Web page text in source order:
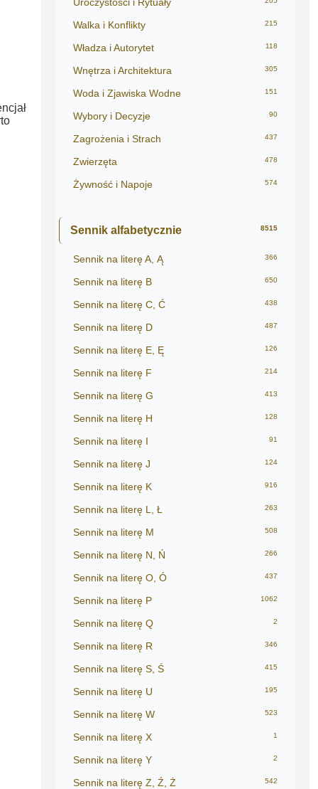
Walka i Konflikty 215
Władza i Autorytet 118
Wnętrza i Architektura 305
Woda i Zjawiska Wodne 151
Wybory i Decyzje 90
Zagrożenia i Strach 437
Zwierzęta 478
Żywność i Napoje 574
Sennik alfabetycznie 8515
Sennik na literę A, Ą 366
Sennik na literę B 650
Sennik na literę C, Ć 438
Sennik na literę D 487
Sennik na literę E, Ę 126
Sennik na literę F 214
Sennik na literę G 413
Sennik na literę H 128
Sennik na literę I 91
Sennik na literę J 124
Sennik na literę K 916
Sennik na literę L, Ł 263
Sennik na literę M 508
Sennik na literę N, Ń 266
Sennik na literę O, Ó 437
Sennik na literę P 1062
Sennik na literę Q 2
Sennik na literę R 346
Sennik na literę S, Ś 415
Sennik na literę U 195
Sennik na literę W 523
Sennik na literę X 1
Sennik na literę Y 2
Sennik na literę Z, Ź, Ż 542